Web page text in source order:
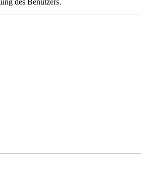
des Benutzers.